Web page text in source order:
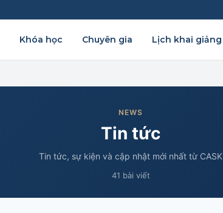
Khóa học Chuyên gia Lịch khai giảng
NEWS
Tin tức
Tin tức, sự kiện và cập nhật mới nhất từ CASK
41 bài viết